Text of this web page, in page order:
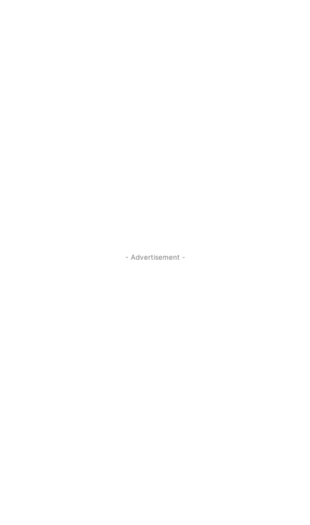
- Advertisement -